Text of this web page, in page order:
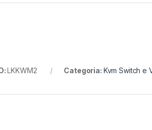
LKKWM2 Categoria: Kvm Switch e